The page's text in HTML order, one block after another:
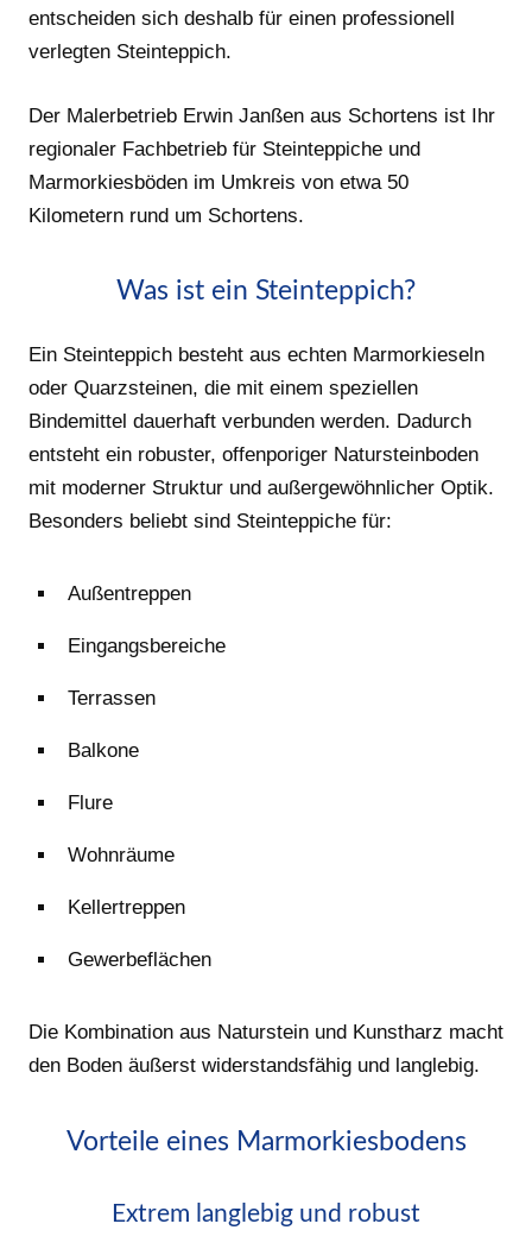
entscheiden sich deshalb für einen professionell
verlegten Steinteppich.
Der Malerbetrieb Erwin Janßen aus Schortens ist Ihr
regionaler Fachbetrieb für Steinteppiche und
Marmorkiesböden im Umkreis von etwa 50
Kilometern rund um Schortens.
Was ist ein Steinteppich?
Ein Steinteppich besteht aus echten Marmorkieseln
oder Quarzsteinen, die mit einem speziellen
Bindemittel dauerhaft verbunden werden. Dadurch
entsteht ein robuster, offenporiger Natursteinboden
mit moderner Struktur und außergewöhnlicher Optik.
Besonders beliebt sind Steinteppiche für:
Außentreppen
Eingangsbereiche
Terrassen
Balkone
Flure
Wohnräume
Kellertreppen
Gewerbeflächen
Die Kombination aus Naturstein und Kunstharz macht
den Boden äußerst widerstandsfähig und langlebig.
Vorteile eines Marmorkiesbodens
Extrem langlebig und robust